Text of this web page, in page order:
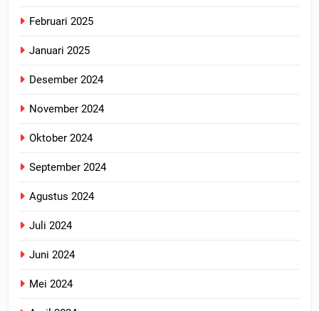
Februari 2025
Januari 2025
Desember 2024
November 2024
Oktober 2024
September 2024
Agustus 2024
Juli 2024
Juni 2024
Mei 2024